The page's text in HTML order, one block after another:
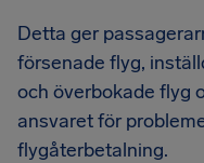
Detta ger
försenade flyg,
och överbokade flyg
ansvaret för
flygåterbetalning.